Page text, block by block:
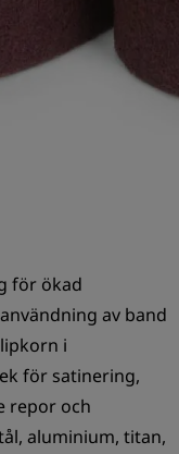
för ökad
av band
i
för satinering,
repor och
aluminium, titan,